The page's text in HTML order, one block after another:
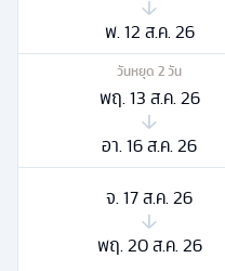
พ. 12 ส.ค. 26
วันหยุด 2วัน
พฤ. 13 ส.ค. 26
อา. 16 ส.ค. 26
จ. 17 ส.ค. 26
พฤ. 20 ส.ค. 26